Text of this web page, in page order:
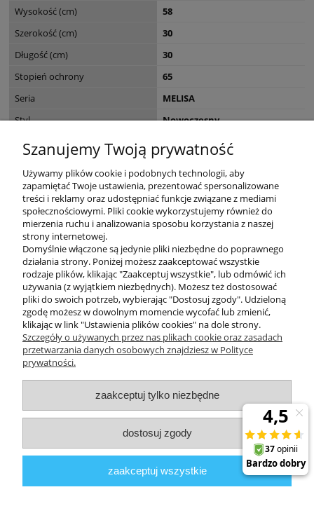
Wysokość (cm)
58
Szerokość (cm)
30
Długość (cm)
30
Stopień ochrony
65
Seria
MELISA
Styl
Nowoczesny
EAN
8436558745988
KONTAKT
DODATKOWE
MOJE KONTO
INFORMACJE
// ul. Przemysłowa 11a, 75-216 Koszalin // NIP669-050-03-43
// E-mail: sklep@zuma-line.pl
Szanujemy Twoją prywatność
Używamy plików cookie i podobnych technologii, aby
zapamiętać Twoje ustawienia, prezentować spersonalizowane
treści i reklamy oraz udostępniać funkcje związane z mediami
społecznościowymi. Pliki cookie wykorzystujemy również do
mierzenia ruchu i analizowania sposobu korzystania z naszej
strony internetowej.
Domyślnie włączone są jedynie pliki niezbędne do poprawnego
działania strony. Poniżej możesz zaakceptować wszystkie
rodzaje plików, klikając "Zaakceptuj wszystkie", lub odmówić ich
używania (z wyjątkiem niezbędnych). Możesz też dostosować
pliki do swoich potrzeb, wybierając "Dostosuj zgody". Udzieloną
zgodę możesz w dowolnym momencie wycofać lub zmienić,
klikając w link "Ustawienia plików cookies" na dole strony.
Szczegóły o używanych przez nas plikach cookie oraz zasadach
przetwarzania danych osobowych znajdziesz w Polityce
prywatności.
zaakceptuj tylko niezbędne
dostosuj zgody
zaakceptuj wszystkie